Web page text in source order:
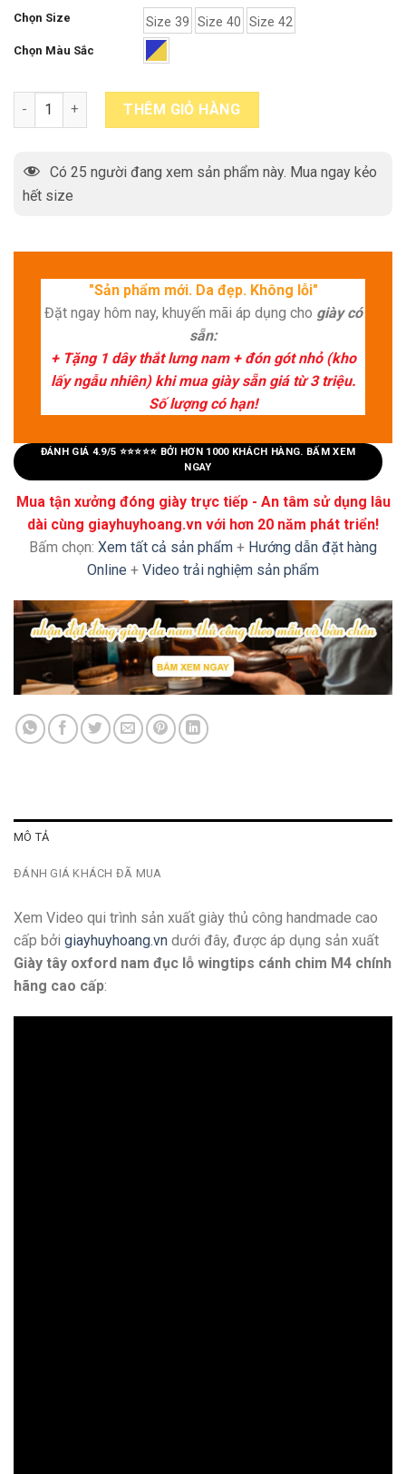
Chọn Size Size 39 Size 40 Size 42
Chọn Màu Sắc
Giày tây oxford nam đục lỗ wingtips cánh chim M4 quantity
THÊM GIỎ HÀNG
Có 25 người đang xem sản phẩm này. Mua ngay kẻo
hết size
"Sản phẩm mới. Da đẹp. Không lỗi"
Đặt ngay hôm nay, khuyến mãi áp dụng cho giày có
sẵn:
+ Tặng 1 dây thắt lưng nam + đón gót nhỏ (kho
lấy ngẫu nhiên) khi mua giày sẵn giá từ 3 triệu.
Số lượng có hạn!
ĐÁNH GIÁ 4.9/5 ⭐⭐⭐⭐⭐ BỞI HƠN 1000 KHÁCH HÀNG. BẤM XEM
NGAY
Mua tận xưởng đóng giày trực tiếp - An tâm sử dụng lâu
dài cùng giayhuyhoang.vn với hơn 20 năm phát triển!
Bấm chọn: Xem tất cả sản phẩm + Hướng dẫn đặt hàng
Online + Video trải nghiệm sản phẩm
MÔ TẢ
ĐÁNH GIÁ KHÁCH ĐÃ MUA
Xem Video qui trình sản xuất giày thủ công handmade cao
cấp bởi giayhuyhoang.vn dưới đây, được áp dụng sản xuất
Giày tây oxford nam đục lỗ wingtips cánh chim M4 chính
hãng cao cấp: